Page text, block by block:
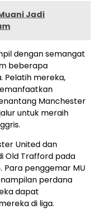
Jadi
dengan semangat
beberapa
Pelatih mereka,
Manchester
untuk meraih
United dan
Old Trafford pada
Para penggemar MU
perdana
dapat
di liga.